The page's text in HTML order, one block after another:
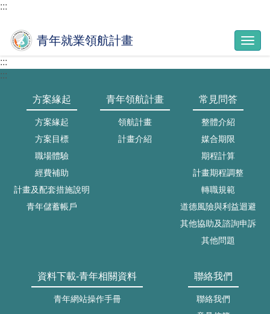
:::
跳
內
容
青年就業領航計畫
導
按
:::
:::
方案緣起
方案緣起
方案目標
職場體驗
經費補助
計畫及配套措施說明
青年儲蓄帳戶
青年領航計畫
領航計畫
計畫介紹
常見問答
整體介紹
媒合期限
期程計算
計畫期程調整
轉職規範
道德風險與利益迴避
其他協助及諮詢申訴
其他問題
資料下載-青年相關資料
青年網站操作手冊
聯絡我們
聯絡我們